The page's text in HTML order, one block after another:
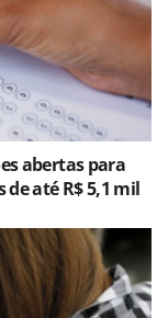
abertas para
até R$ 5,1 mil